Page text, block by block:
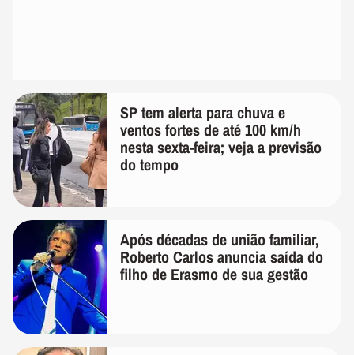
SP tem alerta para chuva e
ventos fortes de até 100 km/h
nesta sexta-feira; veja a previsão
do tempo
Após décadas de união familiar,
Roberto Carlos anuncia saída do
filho de Erasmo de sua gestão